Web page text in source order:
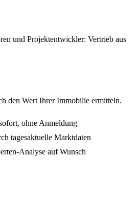
und Projektentwickler: Vertrieb aus
den Wert Ihrer Immobilie ermitteln.
ohne Anmeldung
tagesaktuelle Marktdaten
Analyse auf Wunsch